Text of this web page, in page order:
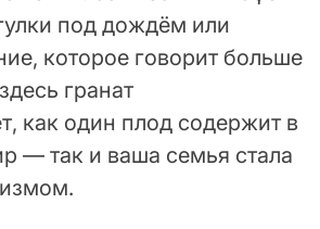
под дождём или
которое говорит больше
гранат
как один плод содержит в
— так и ваша семья стала